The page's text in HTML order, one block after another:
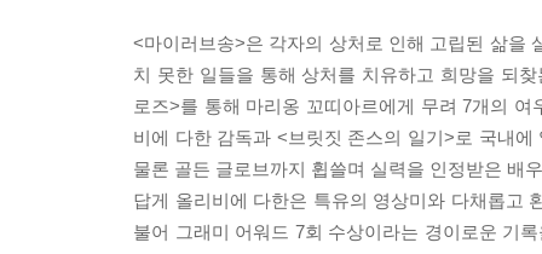
<마이러브송>은 각자의 상처로 인해 고립된 삶을
치 못한 일들을 통해 상처를 치유하고 희망을 되
로즈>를 통해 마리옹 꼬띠아르에게 무려 7개의
비에 다한 감독과 <브릿짓 존스의 일기>로 국내
물론 골든 글로브까지 휩쓸며 실력을 인정받은 배
답게 올리비에 다한은 특유의 영상미와 다채롭고
불어 그래미 어워드 7회 수상이라는 경이로운 기